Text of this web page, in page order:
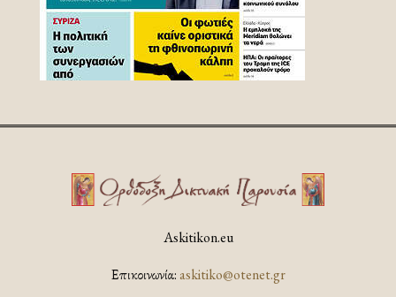
Askitikon.eu
Επικοινωνία:askitiko@otenet.gr